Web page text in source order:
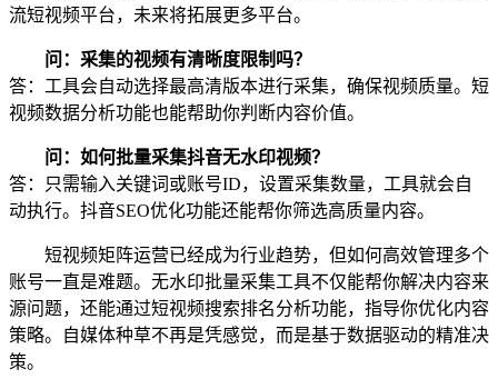
流短视频平台，未来将拓展更多平台。
问：采集的视频有清晰度限制吗？
答：工具会自动选择最高清版本进行采集，确保视频质量。短
视频数据分析功能也能帮助你判断内容价值。
问：如何批量采集抖音无水印视频？
答：只需输入关键词或账号ID，设置采集数量，工具就会自
动执行。抖音SEO优化功能还能帮你筛选高质量内容。
短视频矩阵运营已经成为行业趋势，但如何高效管理多个
账号一直是难题。无水印批量采集工具不仅能帮你解决内容来
源问题，还能通过短视频搜索排名分析功能，指导你优化内容
策略。自媒体种草不再是凭感觉，而是基于数据驱动的精准决
策。